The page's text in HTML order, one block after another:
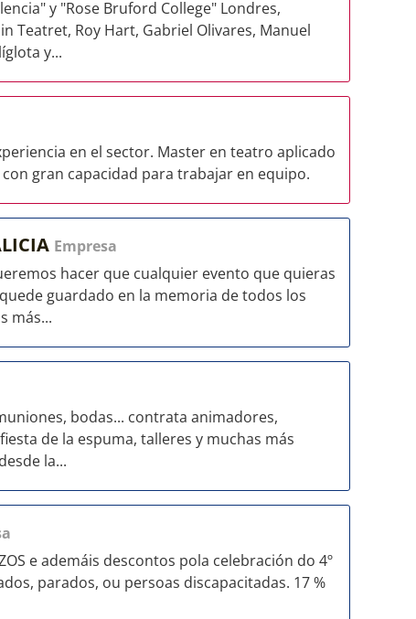
y "Rose Bruford College" Londres,
Teatret, Roy Hart, Gabriel Olivares, Manuel
y...
en el sector. Master en teatro aplicado
gran capacidad para trabajar en equipo.
Empresa
hacer que cualquier evento que quieras
guardado en la memoria de todos los
más...
bodas... contrata animadores,
de la espuma, talleres y muchas más
la...
e ademáis descontos pola celebración do 4º
parados, ou persoas discapacitadas. 17 %